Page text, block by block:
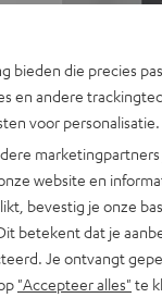
en
bieden die precies
en andere
voor personalisatie.
website en
bevestig je onze
betekent dat je
Je ontvangt
"Accepteer alles" te